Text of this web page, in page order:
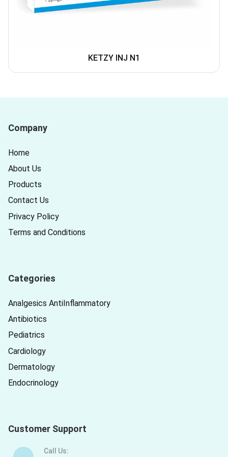
KETZY INJ N1
Company
Home
About Us
Products
Contact Us
Privacy Policy
Terms and Conditions
Categories
Analgesics AntiInflammatory
Antibiotics
Pediatrics
Cardiology
Dermatology
Endocrinology
Customer Support
Call Us: